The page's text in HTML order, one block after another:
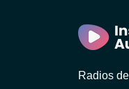
Radios